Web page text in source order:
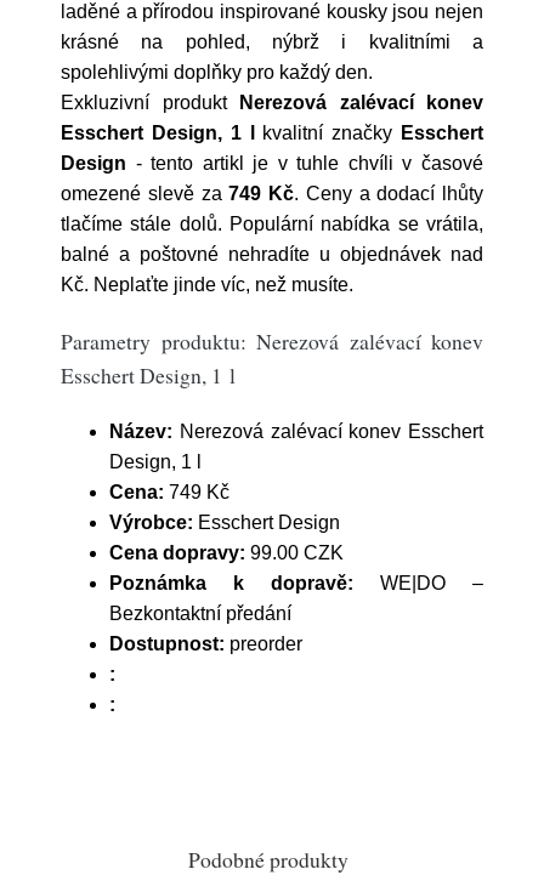
laděné a přírodou inspirované kousky jsou nejen
krásné na pohled, nýbrž i kvalitními a
spolehlivými doplňky pro každý den.
Exkluzivní produkt
Nerezová zalévací konev
Esschert Design, 1 l
kvalitní značky Esschert
Design - tento artikl je v tuhle chvíli v časové
omezené slevě za749 Kč. Ceny a dodací lhůty
tlačíme stále dolů. Populární nabídka se vrátila,
balné a poštovné nehradíte u objednávek nad
Kč. Neplaťte jinde víc, než musíte.
Parametry produktu: Nerezová zalévací konev
Esschert Design, 1 l
Název: Nerezová zalévací konev Esschert
Design, 1 l
Cena: 749 Kč
Výrobce: Esschert Design
Cena dopravy: 99.00 CZK
Poznámka k dopravě: WE|DO –
Bezkontaktní předání
Dostupnost: preorder
:
:
Podobné produkty